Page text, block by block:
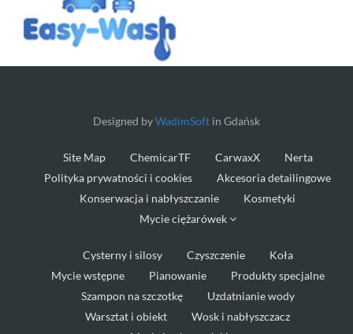
Designed byWadimSoft in Gdańsk
Site Map ChemicarTF CarwaxX
Nerta
Polityka prywatności i cookies
Akcesoria detailingowe
Konserwacja i nabłyszczanie
Kosmetyki
Mycie ciężarówek
Cysterny i silosy Czyszczenie
Koła
Mycie wstępne
Pianowanie
Produkty specjalne
Szampon na szczotkę
Uzdatnianie wody
Warsztat i obiekt
Wosk i nabłyszczacz